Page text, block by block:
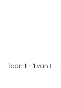
Toon 1 - 1 van 1